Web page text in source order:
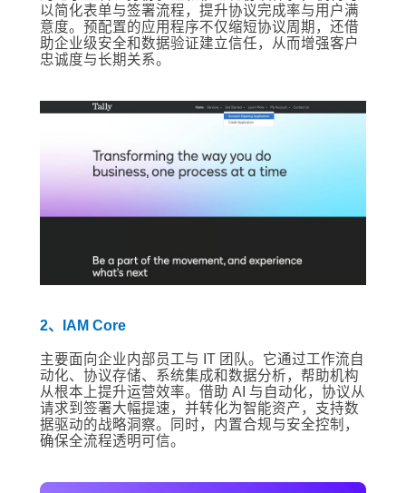
以简化表单与签署流程，提升协议完成率与用户满
意度。预配置的应用程序不仅缩短协议周期，还借
助企业级安全和数据验证建立信任，从而增强客户
忠诚度与长期关系。
2、IAM Core
主要面向企业内部员工与 IT 团队。它通过工作流自
动化、协议存储、系统集成和数据分析，帮助机构
从根本上提升运营效率。借助 AI 与自动化，协议从
请求到签署大幅提速，并转化为智能资产，支持数
据驱动的战略洞察。同时，内置合规与安全控制，
确保全流程透明可信。